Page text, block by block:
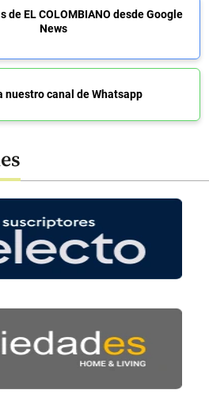
de EL COLOMBIANO desde Google
News
nuestro canal de Whatsapp